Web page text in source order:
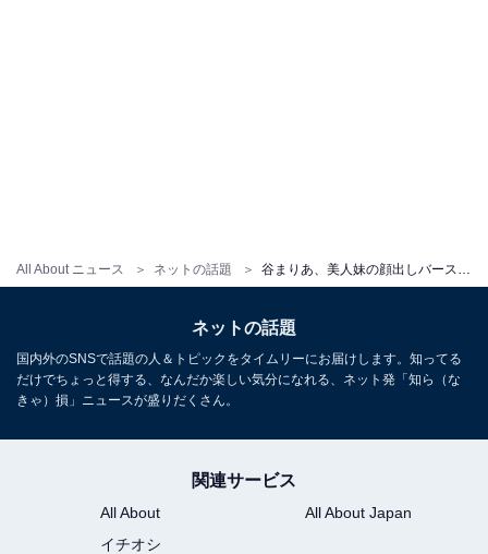
All About ニュース ネットの話題
ネットの話題
国内外のSNSで話題の人＆トピックをタイムリーにお届けします。知ってる
だけでちょっと得する、なんだか楽しい気分になれる、ネット発「知ら（な
きゃ）損」ニュースが盛りだくさん。
関連サービス
All About
All About Japan
イチオシ